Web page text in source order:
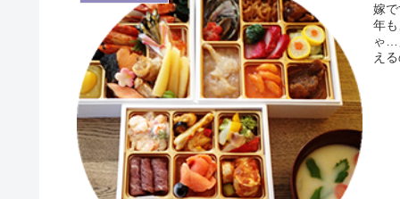
嫁
年
ゃ…
え